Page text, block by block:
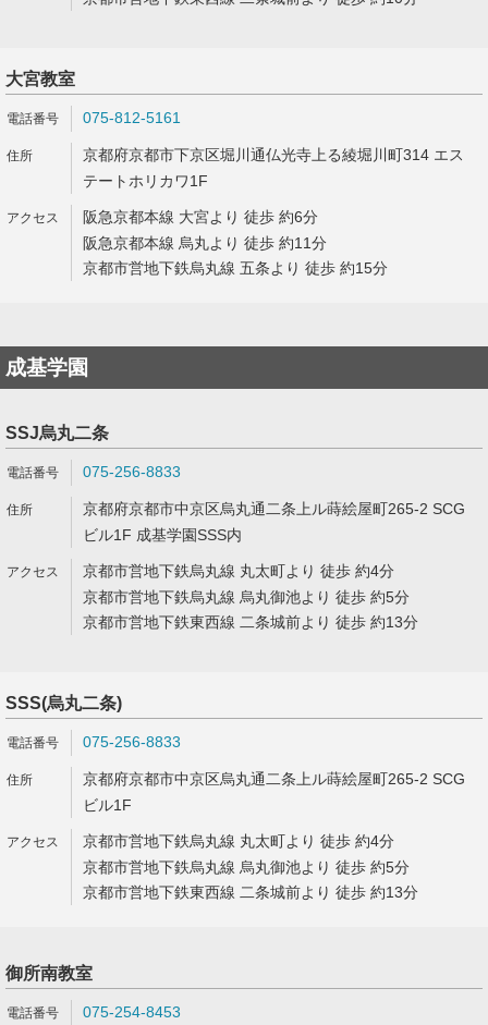
大宮教室
075-812-5161
京都府京都市下京区堀川通仏光寺上る綾堀川町314 エス
テートホリカワ1F
阪急京都本線 大宮より 徒歩 約6分
阪急京都本線 烏丸より 徒歩 約11分
京都市営地下鉄烏丸線 五条より 徒歩 約15分
成基学園
SSJ烏丸二条
075-256-8833
京都府京都市中京区烏丸通二条上ル蒔絵屋町265-2 SCG
ビル1F 成基学園SSS内
京都市営地下鉄烏丸線 丸太町より 徒歩 約4分
京都市営地下鉄烏丸線 烏丸御池より 徒歩 約5分
京都市営地下鉄東西線 二条城前より 徒歩 約13分
SSS(烏丸二条)
075-256-8833
京都府京都市中京区烏丸通二条上ル蒔絵屋町265-2 SCG
ビル1F
京都市営地下鉄烏丸線 丸太町より 徒歩 約4分
京都市営地下鉄烏丸線 烏丸御池より 徒歩 約5分
京都市営地下鉄東西線 二条城前より 徒歩 約13分
御所南教室
075-254-8453